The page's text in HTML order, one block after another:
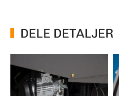
DELE DETALJER